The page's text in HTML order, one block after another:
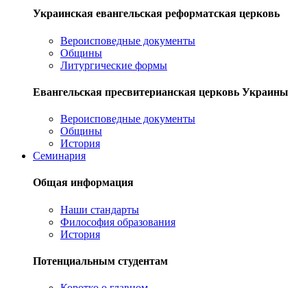
Украинская евангельская реформатская церковь
Вероисповедные документы
Общины
Литургические формы
Евангельская пресвитерианская церковь Украины
Вероисповедные документы
Общины
История
Семинария
Общая информация
Наши стандарты
Философия образования
История
Потенциальным студентам